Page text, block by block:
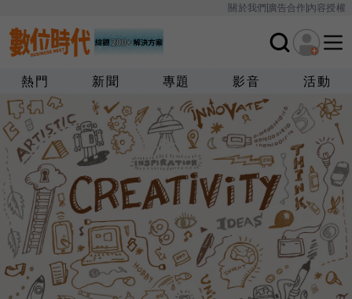
關於我們廣告合作內容授權
熱門 新聞 專題 影音 活動